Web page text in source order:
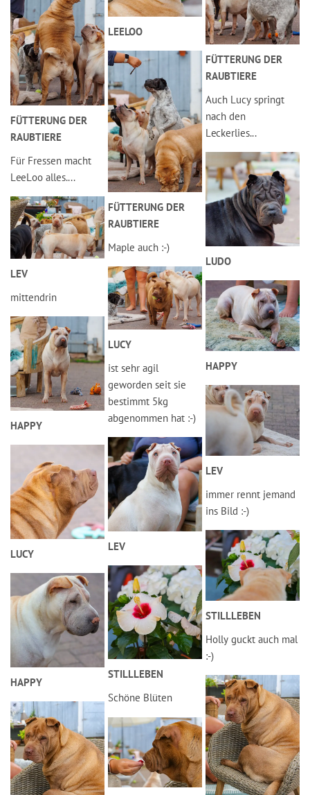
FÜTTERUNG DER
RAUBTIERE
Für Fressen macht
LeeLoo alles....
LEV
mittendrin
HAPPY
LUCY
HAPPY
LEELOO
FÜTTERUNG DER
RAUBTIERE
Maple auch :-)
LUCY
ist sehr agil
geworden seit sie
bestimmt 5kg
abgenommen hat :-)
LEV
STILLLEBEN
Schöne Blüten
FÜTTERUNG DER
RAUBTIERE
Auch Lucy springt
nach den
Leckerlies...
LUDO
HAPPY
LEV
immer rennt jemand
ins Bild :-)
STILLLEBEN
Holly guckt auch mal
:-)